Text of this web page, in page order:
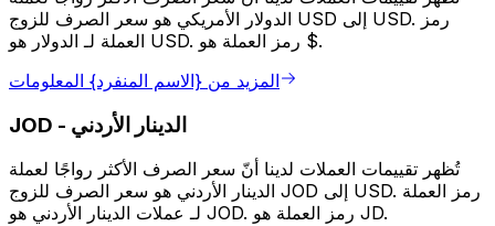
الدولار الأمريكي هو سعر الصرف للزوج USD إلى USD. رمز
العملة لـ الدولار هو USD. رمز العملة هو $.
المزيد من {الاسم المنفرد} المعلومات
JOD - الدينار الأردني
تُظهر تقييمات العملات لدينا أنّ سعر الصرف الأكثر رواجًا لعملة
الدينار الأردني هو سعر الصرف للزوج JOD إلى USD. رمز العملة
لـ عملات الدينار الأردني هو JOD. رمز العملة هو JD.